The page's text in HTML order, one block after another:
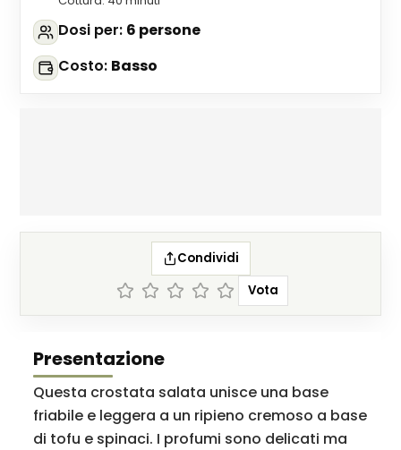
Dosi per: 6 persone
Costo: Basso
Condividi
Vota
Presentazione
Questa crostata salata unisce una base
friabile e leggera a un ripieno cremoso a base
di tofu e spinaci. I profumi sono delicati ma